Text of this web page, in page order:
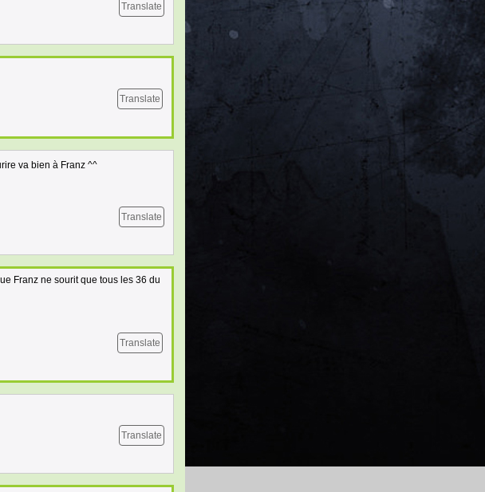
Translate
Translate
va bien à Franz ^^
Translate
Franz ne sourit que tous les 36 du
Translate
Translate